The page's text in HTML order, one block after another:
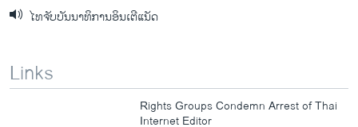
ໄທຈັບບັນນາທິການອິນເຕີແນັດ
Links
Rights Groups Condemn Arrest of Thai
Internet Editor